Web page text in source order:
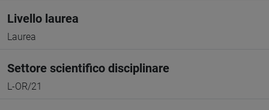
Livello laurea
Laurea
Settore scientifico disciplinare
L-OR/21